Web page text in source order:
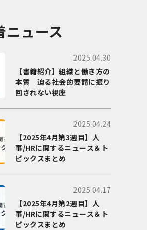
ニュース
2025.04.30
【書籍紹介】組織と働き方の
本質 迫る社会的要請に振り
回されない視座
2025.04.24
【2025年4月第3週目】人
事/HRに関するニュース＆ト
ピックスまとめ
2025.04.17
【2025年4月第2週目】人
事/HRに関するニュース＆ト
ピックスまとめ